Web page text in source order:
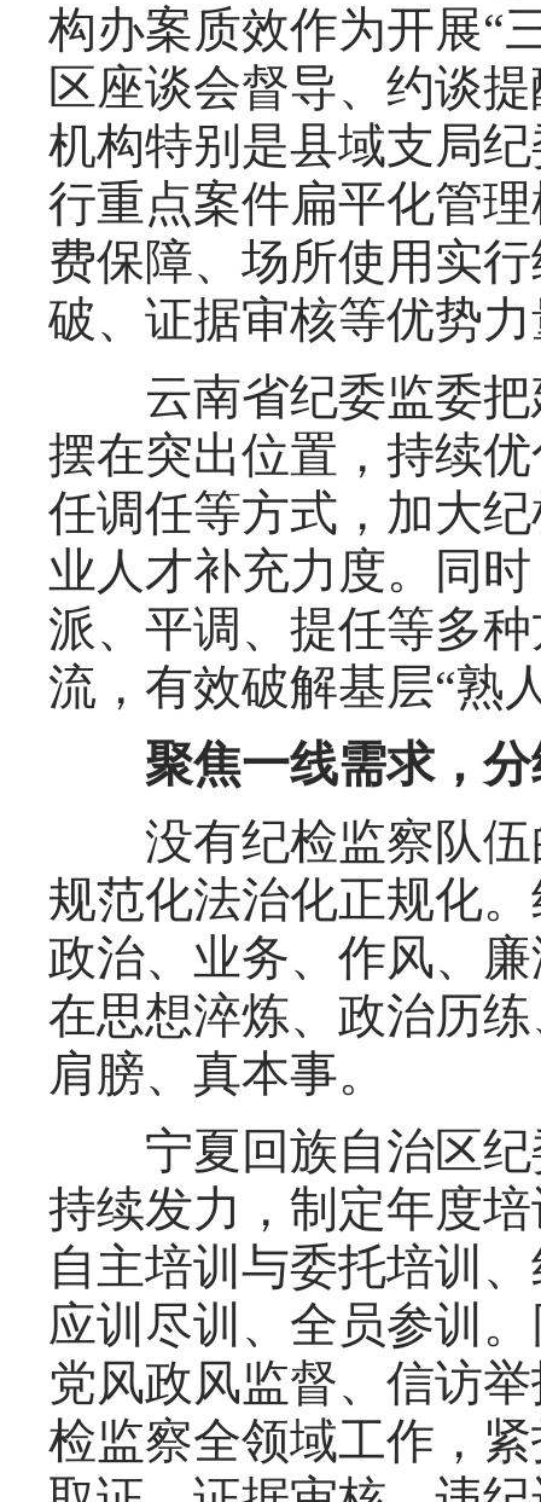
构办案质效作为开展“
区座谈会督导、约谈
机构特别是县域支局
行重点案件扁平化管
费保障、场所使用实
破、证据审核等优势
云南省纪委监委把
摆在突出位置，持续
任调任等方式，加大
业人才补充力度。同
派、平调、提任等多
流，有效破解基层“熟
聚焦一线需求，分
没有纪检监察队伍
规范化法治化正规化
政治、业务、作风、
在思想淬炼、政治历
肩膀、真本事。
宁夏回族自治区纪
持续发力，制定年度
自主培训与委托培训
应训尽训、全员参训
党风政风监督、信访
检监察全领域工作，